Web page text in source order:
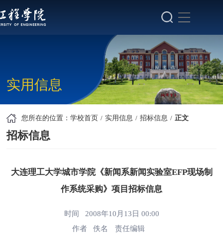
实用信息
您所在的位置：学校首页 实用信息 招标信息 正文
招标信息
大连理工大学城市学院《新闻系新闻实验室EFP现场制
作系统采购》项目招标信息
时间 2008年10月13日 00:00
作者 佚名
责任编辑